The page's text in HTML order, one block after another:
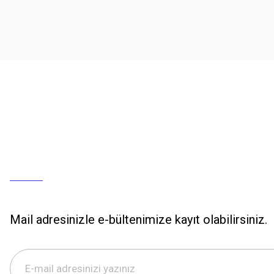
Mail adresinizle e-bültenimize kayıt olabilirsiniz.